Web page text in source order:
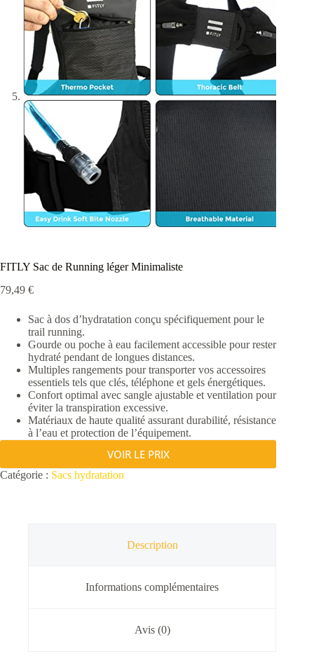
FITLY Sac de Running léger Minimaliste
79,49 €
Sac à dos d’hydratation conçu spécifiquement pour le
trail running.
Gourde ou poche à eau facilement accessible pour rester
hydraté pendant de longues distances.
Multiples rangements pour transporter vos accessoires
essentiels tels que clés, téléphone et gels énergétiques.
Confort optimal avec sangle ajustable et ventilation pour
éviter la transpiration excessive.
Matériaux de haute qualité assurant durabilité, résistance
à l’eau et protection de l’équipement.
VOIR LE PRIX
Catégorie : Sacs hydratation
Description
Informations complémentaires
Avis (0)